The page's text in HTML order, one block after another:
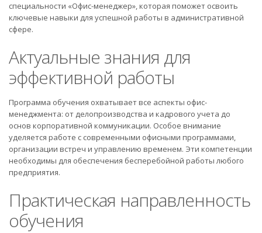
специальности «Офис-менеджер», которая поможет освоить
ключевые навыки для успешной работы в административной
сфере.
Актуальные знания для
эффективной работы
Программа обучения охватывает все аспекты офис-
менеджмента: от делопроизводства и кадрового учета до
основ корпоративной коммуникации. Особое внимание
уделяется работе с современными офисными программами,
организации встреч и управлению временем. Эти компетенции
необходимы для обеспечения бесперебойной работы любого
предприятия.
Практическая направленность
обучения